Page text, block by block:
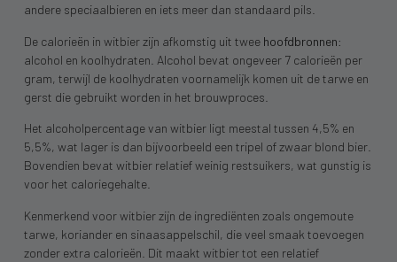
andere speciaalbieren en iets meer dan standaard pils.
De calorieën in witbier zijn afkomstig uit twee hoofdbronnen:
alcohol en koolhydraten. Alcohol bevat ongeveer 7 calorieën per
gram, terwijl de koolhydraten voornamelijk komen uit de tarwe en
gerst die gebruikt worden in het brouwproces.
Het alcoholpercentage van witbier ligt meestal tussen 4,5% en
5,5%, wat lager is dan bijvoorbeeld een tripel of zwaar blond bier.
Bovendien bevat witbier relatief weinig restsuikers, wat gunstig is
voor het caloriegehalte.
Kenmerkend voor witbier zijn de ingrediënten zoals ongemoute
tarwe, koriander en sinaasappelschil, die veel smaak toevoegen
zonder extra calorieën. Dit maakt witbier tot een relatief